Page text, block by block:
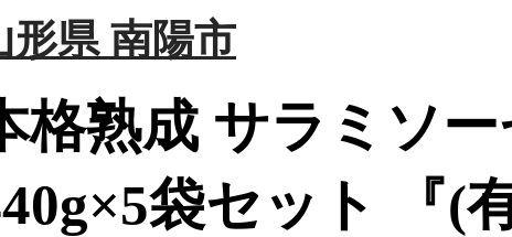
形県 南陽市
格熟成 サラミソ
袋セット 『(